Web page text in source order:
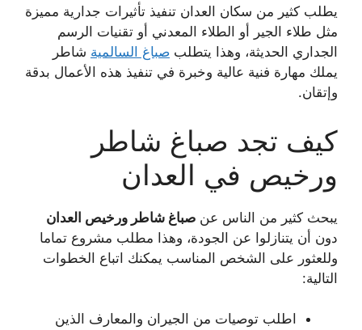
يطلب كثير من سكان العدان تنفيذ تأثيرات جدارية مميزة
مثل طلاء الجير أو الطلاء المعدني أو تقنيات الرسم
الجداري الحديثة، وهذا يتطلب صباغ السالمية شاطر
يملك مهارة فنية عالية وخبرة في تنفيذ هذه الأعمال بدقة
وإتقان.
كيف تجد صباغ شاطر
ورخيص في العدان
يبحث كثير من الناس عن صباغ شاطر ورخيص العدان
دون أن يتنازلوا عن الجودة، وهذا مطلب مشروع تماما
وللعثور على الشخص المناسب يمكنك اتباع الخطوات
التالية:
اطلب توصيات من الجيران والمعارف الذين